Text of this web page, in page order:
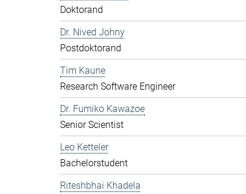
Doktorand
Dr. Nived Johny
Postdoktorand
Tim Kaune
Research Software Engineer
Dr. Fumiko Kawazoe
Senior Scientist
Leo Ketteler
Bachelorstudent
Riteshbhai Khadela